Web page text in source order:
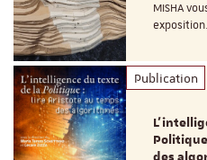
MISHA
Publication